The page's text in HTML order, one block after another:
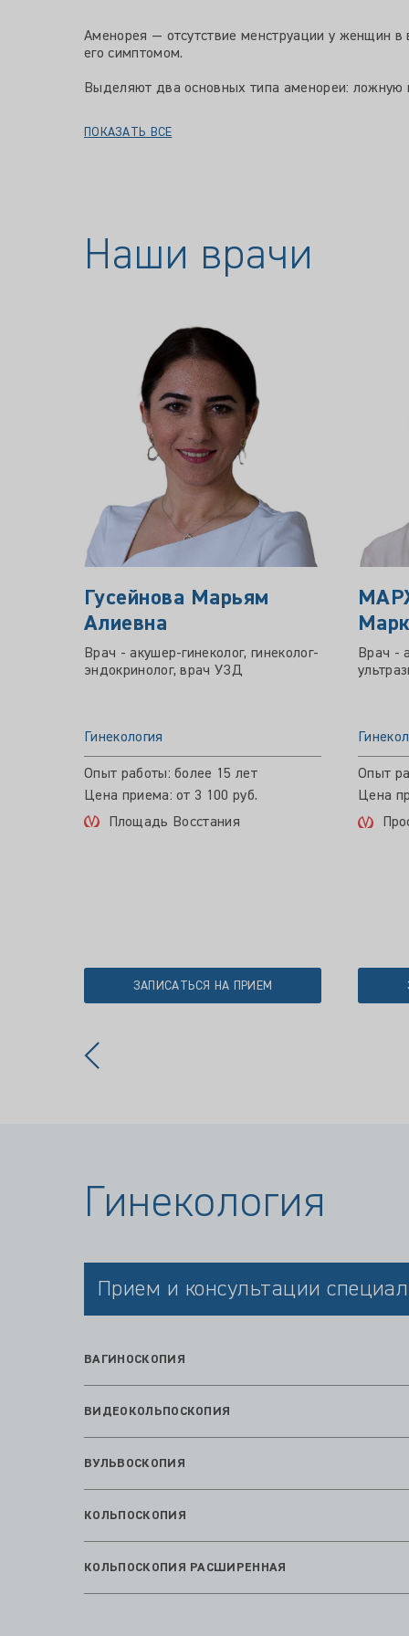
Аменорея — отсутствие менструации у женщин
его симптомом.
Выделяют два основных типа аменореи: ложную
ПОКАЗАТЬ ВСЕ
Наши врачи
Гусейнова Марьям
Алиевна
Врач - акушер-гинеколог, гинеколог-
эндокринолог, врач УЗД
Гинекология
Опыт работы: более 15 лет
Цена приема: от 3 100 руб.
Площадь Восстания
ЗАПИСАТЬСЯ НА ПРИЕМ
Врач -
Опыт
Цена
Гинекология
Прием и консультации
ВАГИНОСКОПИЯ
ВИДЕОКОЛЬПОСКОПИЯ
ВУЛЬВОСКОПИЯ
КОЛЬПОСКОПИЯ
КОЛЬПОСКОПИЯ РАСШИРЕННАЯ